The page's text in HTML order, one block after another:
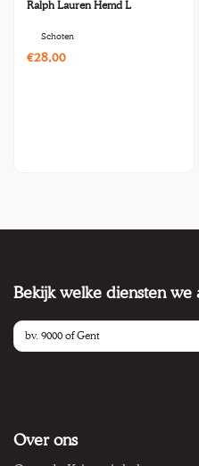
Ralph Lauren Hemd L
Schoten
€28,00
Bekijk welke diensten
Over ons